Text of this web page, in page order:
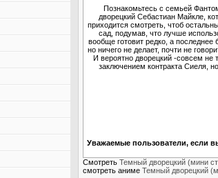
Познакомьтесь с семьей
дворецкий Себастиан Майкле,
приходится смотреть, чтоб
сад, подумав, что лучше
вообще готовит редко, а
но ничего не делает, почти не
И вероятно дворецкий -совсем не
заключением контракта Сиеля,
Уважаемые пользователи, если
Смотреть Темный дворецкий (мини
смотреть аниме Темный дворецкий